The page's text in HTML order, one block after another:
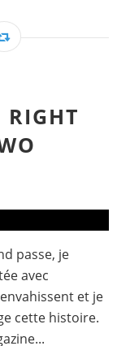
RIGHT
passe, je
avec
et je
cette histoire.